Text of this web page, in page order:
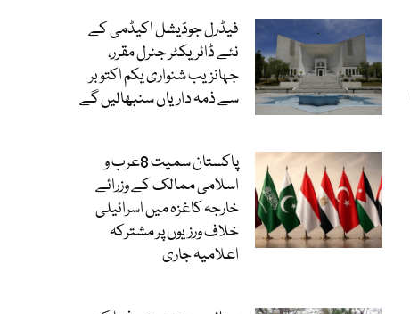
فیڈرل جوڈیشل اکیڈمی کے
نئے ڈائریکٹر جنرل مقرر،
جہانزیب شنواری یکم اکتوبر
سے ذمہ داریاں سنبھالیں گے
پاکستان سمیت 8عرب و
اسلامی ممالک کے وزرائے
خارجہ کاغزہ میں اسرائیلی
خلاف ورزیوں پر مشترکہ
اعلامیہ جاری